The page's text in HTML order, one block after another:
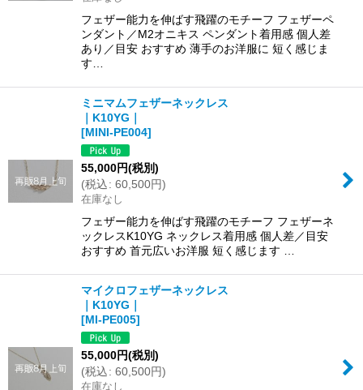
フェザー能力を伸ばす飛躍のモチーフ フェザーペ
ンダント／M2オニキス ペンダント着用感 個人差
あり／目安 おすすめ 薄手のお洋服に 短く感じま
す…
ミニマムフェザーネックレス
｜K10YG｜
[MINI-PE004]
55,000円(税別)
(税込: 60,500円)
在庫なし
フェザー能力を伸ばす飛躍のモチーフ フェザーネ
ックレスK10YG ネックレス着用感 個人差／目安
おすすめ 首元広いお洋服 短く感じます …
マイクロフェザーネックレス
｜K10YG｜
[MI-PE005]
55,000円(税別)
(税込: 60,500円)
在庫なし